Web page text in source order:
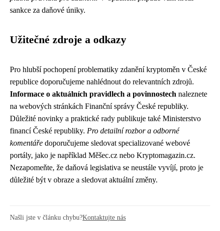
sankce za daňové úniky.
Užitečné zdroje a odkazy
Pro hlubší pochopení problematiky zdanění kryptoměn v České
republice doporučujeme nahlédnout do relevantních zdrojů.
Informace o aktuálních pravidlech a povinnostech naleznete
na webových stránkách Finanční správy České republiky.
Důležité novinky a praktické rady publikuje také Ministerstvo
financí České republiky. Pro detailní rozbor a odborné
komentáře doporučujeme sledovat specializované webové
portály, jako je například Měšec.cz nebo Kryptomagazin.cz.
Nezapomeňte, že daňová legislativa se neustále vyvíjí, proto je
důležité být v obraze a sledovat aktuální změny.
Našli jste v článku chybu?Kontaktujte nás